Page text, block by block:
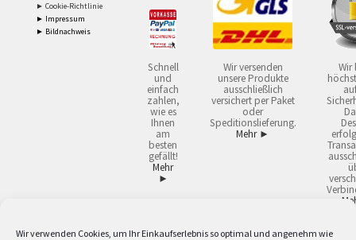
Wir verwenden Cookies, um Ihr Einkaufserlebnis so optimal und angenehm wie
► Cookie-Richtlinie
► Impressum
► Bildnachweis
Schnell
und
einfach
zahlen,
wie es
Ihnen
am
besten
gefällt!
Mehr
►
Wir versenden
unsere Produkte
ausschließlich
versichert per Paket
oder
Speditionslieferung.
Mehr ►
Wir